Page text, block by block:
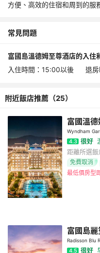
方便、高效的住宿和周到的服
常見問題
富國島溫德姆至尊酒店的入住
入住時間：15:00以後 退房
附近飯店推薦（25）
富國溫
Wyndham
4.3 很好
距離所選飯
免費取消
最低價房型
富國島
Radisson Blu
4.5 很好